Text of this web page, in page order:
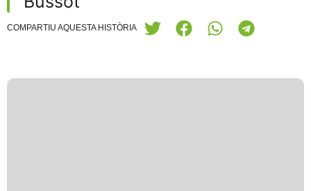
COMPARTIU AQUESTA HISTÒRIA